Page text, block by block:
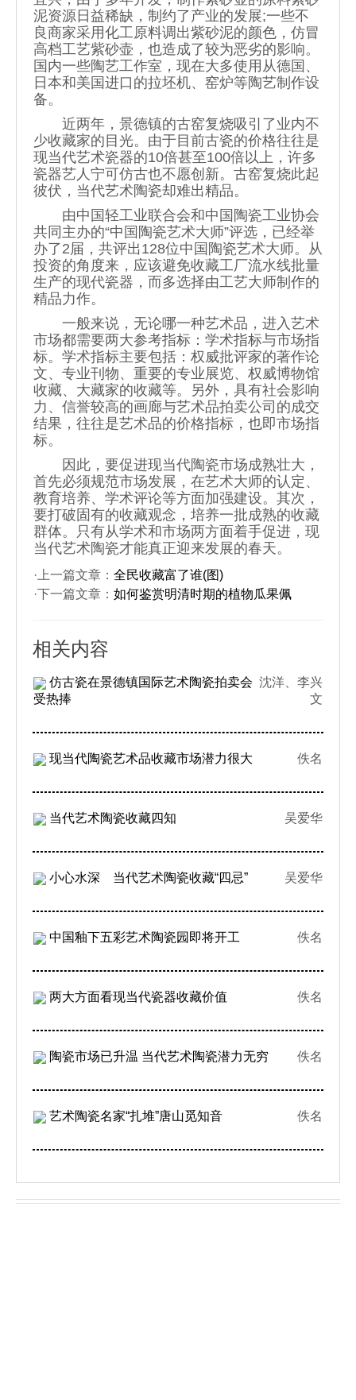
泥资源日益稀缺，制约了产业的发展;一些不
良商家采用化工原料调出紫砂泥的颜色，仿冒
高档工艺紫砂壶，也造成了较为恶劣的影响。
国内一些陶艺工作室，现在大多使用从德国、
日本和美国进口的拉坯机、窑炉等陶艺制作设
备。
近两年，景德镇的古窑复烧吸引了业内不
少收藏家的目光。由于目前古瓷的价格往往是
现当代艺术瓷器的10倍甚至100倍以上，许多
瓷器艺人宁可仿古也不愿创新。古窑复烧此起
彼伏，当代艺术陶瓷却难出精品。
由中国轻工业联合会和中国陶瓷工业协会
共同主办的“中国陶瓷艺术大师”评选，已经举
办了2届，共评出128位中国陶瓷艺术大师。从
投资的角度来，应该避免收藏工厂流水线批量
生产的现代瓷器，而多选择由工艺大师制作的
精品力作。
一般来说，无论哪一种艺术品，进入艺术
市场都需要两大参考指标： 学术指标与市场指
标。学术指标主要包括：权威批评家的著作论
文、专业刊物、重要的专业展览、权威博物馆
收藏、大藏家的收藏等。另外，具有社会影响
力、信誉较高的画廊与艺术品拍卖公司的成交
结果，往往是艺术品的价格指标，也即市场指
标。
因此，要促进现当代陶瓷市场成熟壮大，
首先必须规范市场发展，在艺术大师的认定、
教育培养、学术评论等方面加强建设。其次，
要打破固有的收藏观念，培养一批成熟的收藏
群体。只有从学术和市场两方面着手促进，现
当代艺术陶瓷才能真正迎来发展的春天。
·上一篇文章： 全民收藏富了谁(图)
·下一篇文章： 如何鉴赏明清时期的植物瓜果佩
相关内容
仿古瓷在景德镇国际艺术陶瓷拍卖会
受热捧
沈洋、李兴
文
现当代陶瓷艺术品收藏市场潜力很大 佚名
当代艺术陶瓷收藏四知 吴爱华
小心水深 当代艺术陶瓷收藏“四忌” 吴爱华
中国釉下五彩艺术陶瓷园即将开工 佚名
两大方面看现当代瓷器收藏价值 佚名
陶瓷市场已升温 当代艺术陶瓷潜力无穷 佚名
艺术陶瓷名家“扎堆”唐山觅知音 佚名